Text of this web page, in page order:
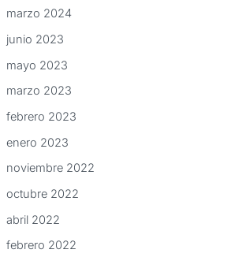
marzo 2024
junio 2023
mayo 2023
marzo 2023
febrero 2023
enero 2023
noviembre 2022
octubre 2022
abril 2022
febrero 2022